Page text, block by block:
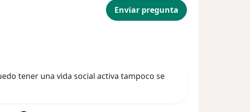
Enviar pregunta
tener una vida social activa tampoco se